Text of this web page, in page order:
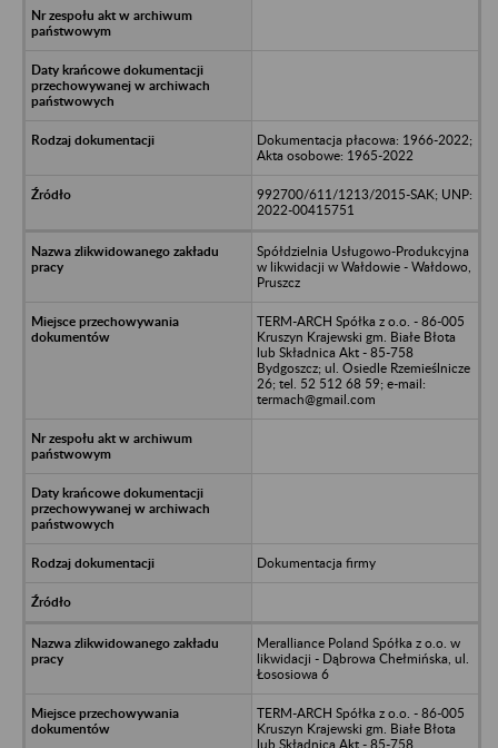
Dokumentacja płacowa: 1966-2022;
Akta osobowe: 1965-2022
992700/611/1213/2015-SAK; UNP:
2022-00415751
Spółdzielnia Usługowo-Produkcyjna
w likwidacji w Wałdowie - Wałdowo,
Pruszcz
TERM-ARCH Spółka z o.o. - 86-005
Kruszyn Krajewski gm. Białe Błota
lub Składnica Akt - 85-758
Bydgoszcz; ul. Osiedle Rzemieślnicze
26; tel. 52 512 68 59; e-mail:
termach@gmail.com
Dokumentacja firmy
Meralliance Poland Spółka z o.o. w
likwidacji - Dąbrowa Chełmińska, ul.
Łososiowa 6
TERM-ARCH Spółka z o.o. - 86-005
Kruszyn Krajewski gm. Białe Błota
lub Składnica Akt - 85-758